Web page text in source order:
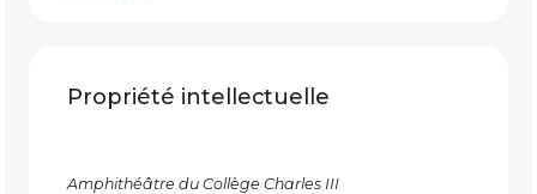
Propriété intellectuelle
Amphithéâtre du Collège Charles III